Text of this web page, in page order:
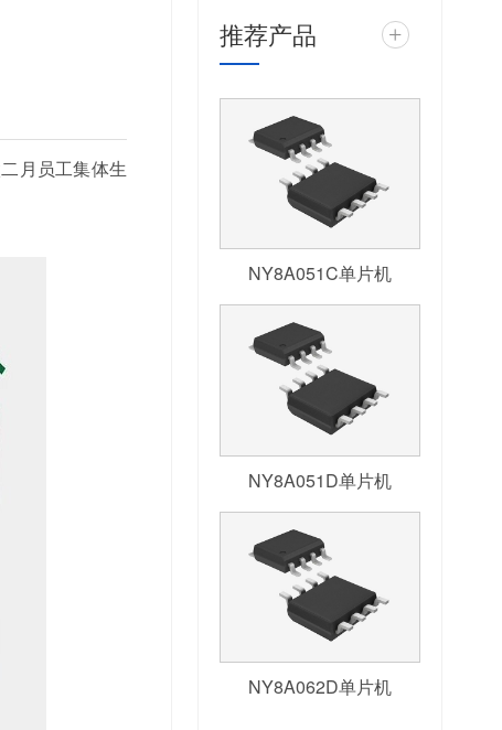
月员工集体生
推荐产品 +
NY8A051C单片机
NY8A051D单片机
NY8A062D单片机